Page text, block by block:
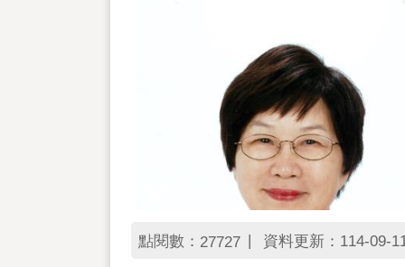
點閱數： 27727 資料更新：114-09-